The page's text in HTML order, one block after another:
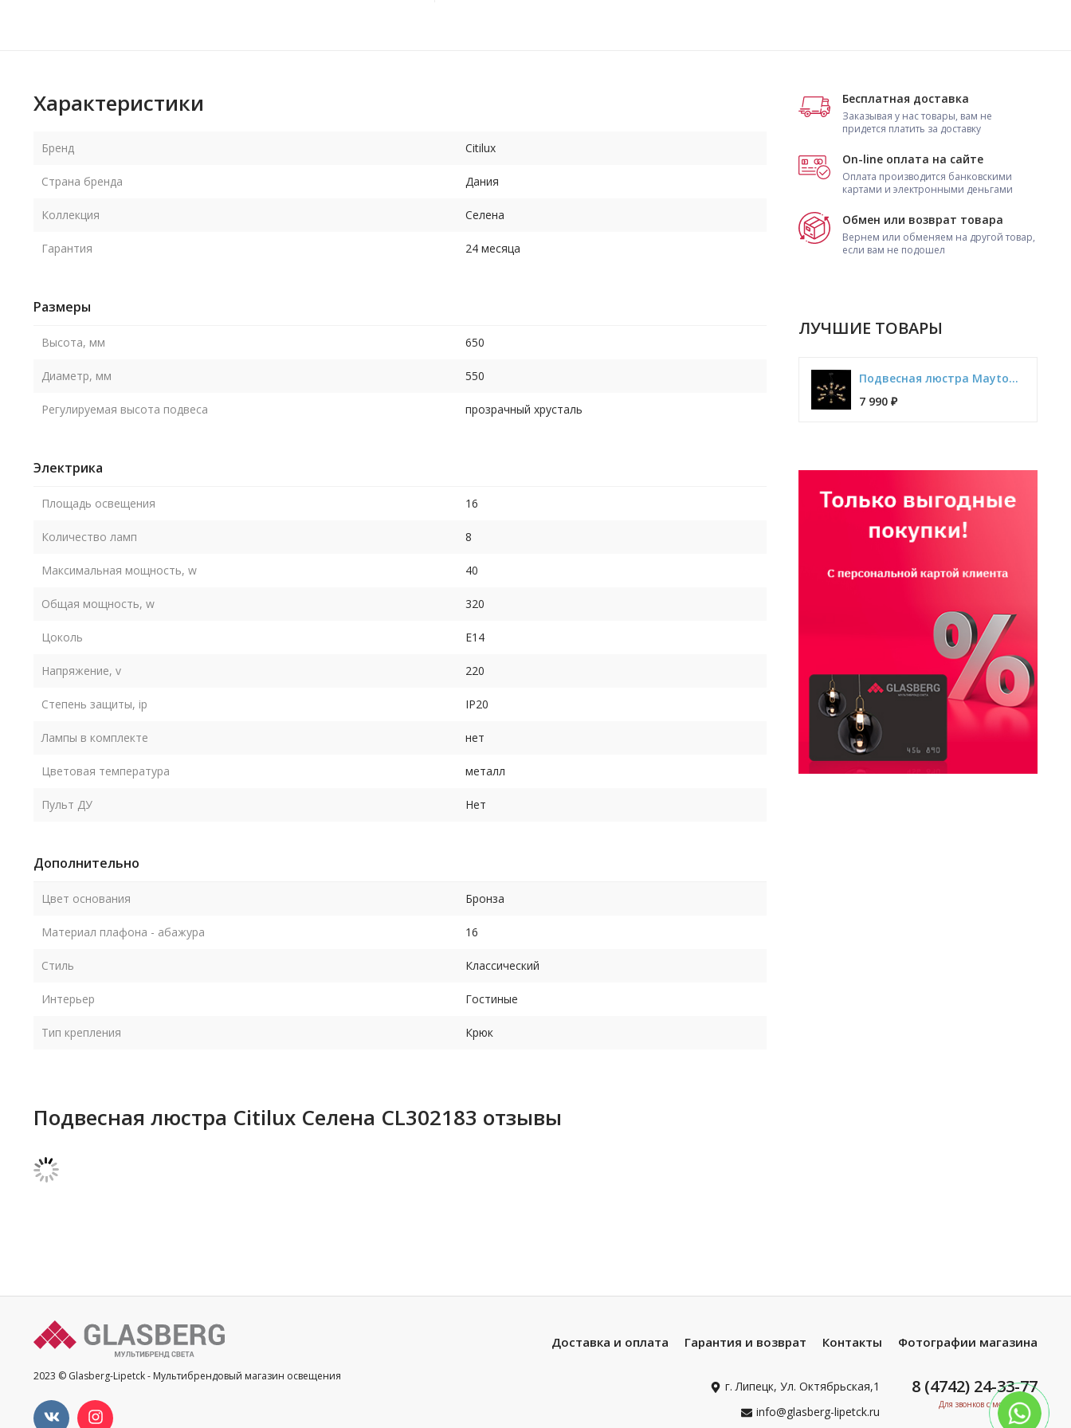
Бесплатная доставка
Заказывая у нас товары, вам не
придется платить за доставку
On-line оплата на сайте
Оплата производится банковскими
картами и электронными деньгами
Обмен или возврат товара
Вернем или обменяем на другой товар,
если вам не подошел
ЛУЧШИЕ ТОВАРЫ
Подвесная люстра Maytoni Jackson T546PL-12B
7 990 ₽
Характеристики
Бренд Citilux
Страна бренда Дания
Коллекция Селена
Гарантия 24 месяца
Размеры
Высота, мм 650
Диаметр, мм 550
Регулируемая высота подвеса прозрачный хрусталь
Электрика
Площадь освещения 16
Количество ламп 8
Максимальная мощность, w 40
Общая мощность, w 320
Цоколь E14
Напряжение, v 220
Степень защиты, ip IP20
Лампы в комплекте нет
Цветовая температура металл
Пульт ДУ Нет
Дополнительно
Цвет основания Бронза
Материал плафона - абажура 16
Стиль Классический
Интерьер Гостиные
Тип крепления Крюк
Подвесная люстра Citilux Селена CL302183 отзывы
2023 © Glasberg-Lipetck - Мультибрендовый магазин освещения
Доставка и оплата Гарантия и возврат Контакты Фотографии магазина
г. Липецк, Ул. Октябрьская,1
info@glasberg-lipetck.ru
8 (4742) 24-33-77
Для звонков с мобильных